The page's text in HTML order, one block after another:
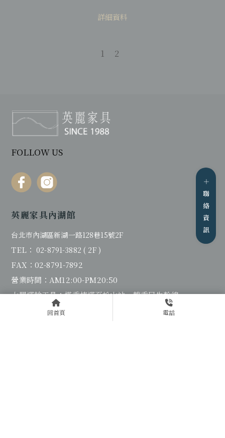
詳細資料
1 2
回首頁 電話
FOLLOW US
英麗家具內湖館
台北市內湖區新湖一路128巷15號2F
TEL： 02-8791-3882 ( 2F )
FAX：02-8791-7892
營業時間：AM12:00-PM20:50
大眾運輸工具：搭乘捷運至松山站，轉乘民生幹線、
204、63、藍7至新湖一路口，步行5分鐘可達。